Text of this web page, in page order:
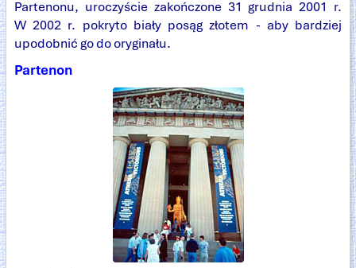
Partenonu, uroczyście zakończone 31 grudnia 2001 r.
W 2002 r. pokryto biały posąg złotem - aby bardziej
upodobnić go do oryginału.
Partenon